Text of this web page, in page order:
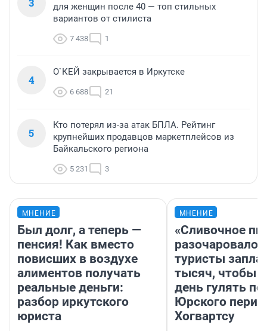
для женщин после 40 — топ стильных
вариантов от стилиста
7 438 1
4
О`КЕЙ закрывается в Иркутске
6 688 21
5
Кто потерял из-за атак БПЛА. Рейтинг
крупнейших продавцов маркетплейсов из
Байкальского региона
5 231 3
МНЕНИЕ
Был долг, а теперь —
пенсия! Как вместо
повисших в воздухе
алиментов получать
реальные деньги:
разбор иркутского
юриста
МНЕНИЕ
«Сливочное
разочаровало»:
туристы
тысяч, чтобы
день гулять по
Юрского
Хогвартсу